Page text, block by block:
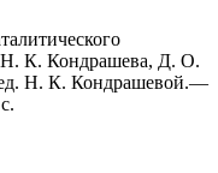
Н. К. Кондрашева, Д. О.
Н. К. Кондрашевой.—